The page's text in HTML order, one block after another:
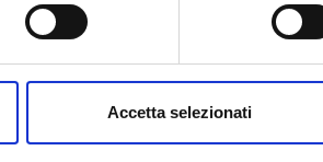
momento dalla Dichiarazione
Accetta selezionati